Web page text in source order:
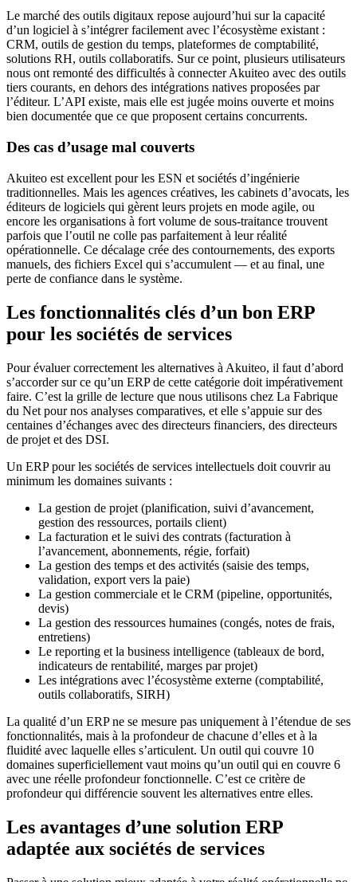
Le marché des outils digitaux repose aujourd’hui sur la capacité
d’un logiciel à s’intégrer facilement avec l’écosystème existant :
CRM, outils de gestion du temps, plateformes de comptabilité,
solutions RH, outils collaboratifs. Sur ce point, plusieurs utilisateurs
nous ont remonté des difficultés à connecter Akuiteo avec des outils
tiers courants, en dehors des intégrations natives proposées par
l’éditeur. L’API existe, mais elle est jugée moins ouverte et moins
bien documentée que ce que proposent certains concurrents.
Des cas d’usage mal couverts
Akuiteo est excellent pour les ESN et sociétés d’ingénierie
traditionnelles. Mais les agences créatives, les cabinets d’avocats, les
éditeurs de logiciels qui gèrent leurs projets en mode agile, ou
encore les organisations à fort volume de sous-traitance trouvent
parfois que l’outil ne colle pas parfaitement à leur réalité
opérationnelle. Ce décalage crée des contournements, des exports
manuels, des fichiers Excel qui s’accumulent — et au final, une
perte de confiance dans le système.
Les fonctionnalités clés d’un bon ERP
pour les sociétés de services
Pour évaluer correctement les alternatives à Akuiteo, il faut d’abord
s’accorder sur ce qu’un ERP de cette catégorie doit impérativement
faire. C’est la grille de lecture que nous utilisons chez La Fabrique
du Net pour nos analyses comparatives, et elle s’appuie sur des
centaines d’échanges avec des directeurs financiers, des directeurs
de projet et des DSI.
Un ERP pour les sociétés de services intellectuels doit couvrir au
minimum les domaines suivants :
La gestion de projet (planification, suivi d’avancement,
gestion des ressources, portails client)
La facturation et le suivi des contrats (facturation à
l’avancement, abonnements, régie, forfait)
La gestion des temps et des activités (saisie des temps,
validation, export vers la paie)
La gestion commerciale et le CRM (pipeline, opportunités,
devis)
La gestion des ressources humaines (congés, notes de frais,
entretiens)
Le reporting et la business intelligence (tableaux de bord,
indicateurs de rentabilité, marges par projet)
Les intégrations avec l’écosystème externe (comptabilité,
outils collaboratifs, SIRH)
La qualité d’un ERP ne se mesure pas uniquement à l’étendue de ses
fonctionnalités, mais à la profondeur de chacune d’elles et à la
fluidité avec laquelle elles s’articulent. Un outil qui couvre 10
domaines superficiellement vaut moins qu’un outil qui en couvre 6
avec une réelle profondeur fonctionnelle. C’est ce critère de
profondeur qui différencie souvent les alternatives entre elles.
Les avantages d’une solution ERP
adaptée aux sociétés de services